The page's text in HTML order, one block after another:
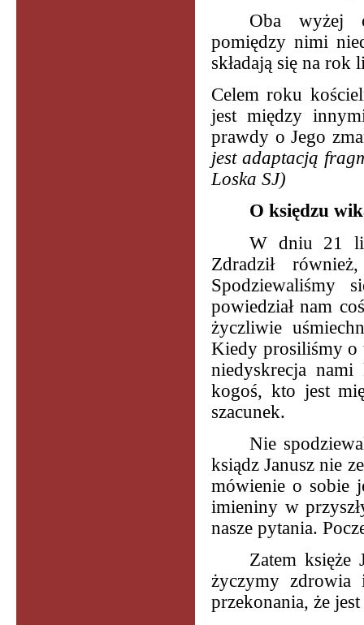
Oba wyżej
pomiędzy nimi
składają się na
Celem roku
jest między
prawdy o Jego
jest adaptacją
Loska SJ)
O księdzu
W dniu 21
Zdradził
Spodziewaliśmy
powiedział nam
życzliwie
Kiedy prosiliśmy o
niedyskrecja nami
kogoś, kto jest
szacunek.
Nie
ksiądz Janusz nie
mówienie o sobie
imieniny w
nasze pytania.
Zatem
życzymy zdrowia
przekonania, że